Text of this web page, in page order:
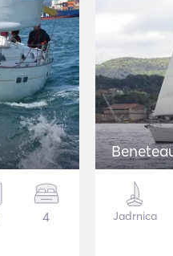
4 Jadrnica